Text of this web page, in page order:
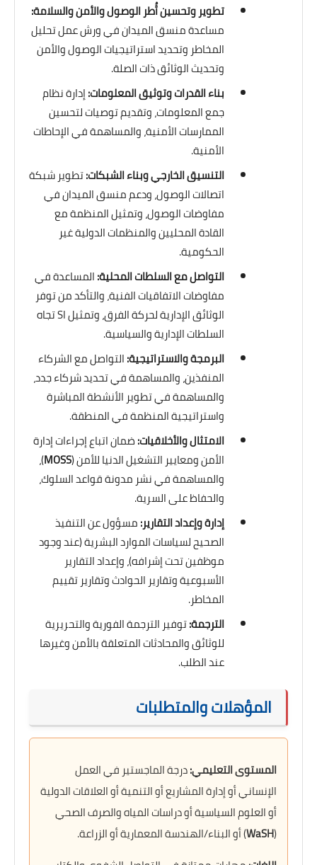
تطوير وتحسين أُطر الوصول والأمن والسلامة:
مساعدة منسق الميدان في ورش عمل تحليل
المخاطر وتحديد استراتيجيات الوصول والأمن
وتحديث الوثائق ذات الصلة.
بناء القدرات وتوثيق المعلومات:إدارة نظام
جمع المعلومات، وتقديم توصيات لتحسين
الممارسات الأمنية، والمساهمة في الإحاطات
الأمنية.
التنسيق الخارجي وبناء الشبكات:تطوير شبكة
اتصالات الوصول، ودعم منسق الميدان في
مفاوضات الوصول، وتمثيل المنظمة مع
القادة المحليين والمنظمات الدولية غير
الحكومية.
التواصل مع السلطات المحلية:المساعدة في
مفاوضات الاتفاقيات الفنية، والتأكد من توفر
الوثائق الإدارية لحركة الفرق، وتمثيل SI تجاه
السلطات الإدارية والسياسية.
البرمجة والاستراتيجية:التواصل مع الشركاء
المنفذين، والمساهمة في تحديد شركاء جدد،
والمساهمة في تطوير الأنشطة المباشرة
واستراتيجية المنظمة في المنطقة.
الامتثال والأخلاقيات:ضمان اتباع إجراءات إدارة
الأمن ومعايير التشغيل الدنيا للأمن (MOSS)،
والمساهمة في نشر مدونة قواعد السلوك،
والحفاظ على السرية.
إدارة وإعداد التقارير:مسؤول عن التنفيذ
الصحيح لسياسات الموارد البشرية (عند وجود
موظفين تحت إشرافه)، وإعداد التقارير
الأسبوعية وتقارير الحوادث وتقارير تقييم
المخاطر.
الترجمة:توفير الترجمة الفورية والتحريرية
للوثائق والمحادثات المتعلقة بالأمن وغيرها
عند الطلب.
المؤهلات والمتطلبات
المستوى التعليمي:درجة الماجستير في العمل
الإنساني أو إدارة المشاريع أو التنمية أو العلاقات الدولية
أو العلوم السياسية أو دراسات المياه والصرف الصحي
(
WaSH) أو البناء/الهندسة المعمارية أو الزراعة.